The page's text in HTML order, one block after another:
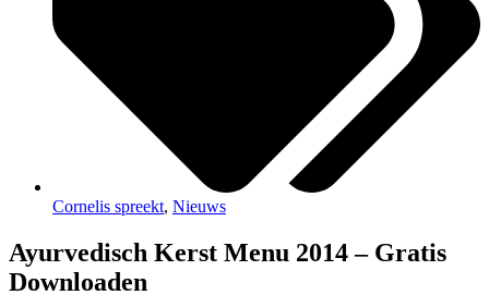
Cornelis spreekt, Nieuws
Ayurvedisch Kerst Menu 2014 – Gratis
Downloaden